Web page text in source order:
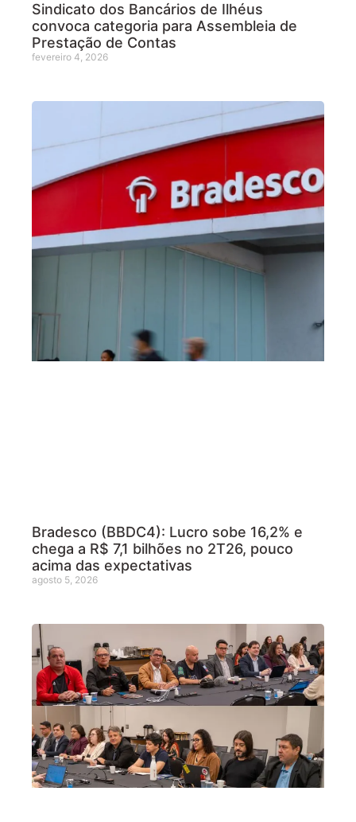
Sindicato dos Bancários de Ilhéus
convoca categoria para Assembleia de
Prestação de Contas
fevereiro 4, 2026
Bradesco (BBDC4): Lucro sobe 16,2% e
chega a R$ 7,1 bilhões no 2T26, pouco
acima das expectativas
agosto 5, 2026